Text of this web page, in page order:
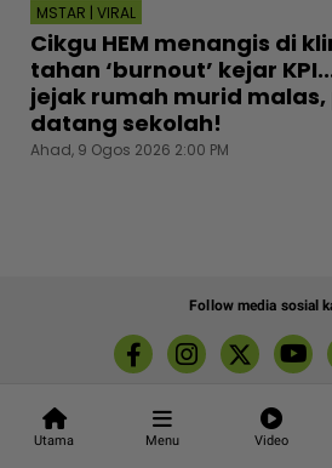
Utama Menu Video
MSTAR | VIRAL
Cikgu HEM menangis di
tahan ‘burnout’ kejar
jejak rumah murid malas,
datang sekolah!
Ahad, 9 Ogos 2026 2:00 PM
Follow media sosial
Kenali mStar Iklan di SMG360